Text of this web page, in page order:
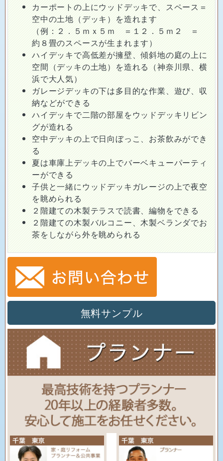
カーポートの上にウッドデッキで、スペース＝
空中の土地（デッキ）を造れます
（例：２．５ｍｘ５ｍ ＝１２．５ｍ２ ＝
約８畳のスペースが生まれます）
ハイデッキで高低差が擁壁、傾斜地の庭の上に
空間（デッキの土地）を造れる（神奈川県、横
浜で大人気）
ガレージデッキの下は多目的な作業、遊び、収
納などができる
ハイデッキで二階の部屋をウッドデッキリビン
グが造れる
空中デッキの上で日向ぼっこ、お茶飲みができ
る
夏は車庫上デッキの上でバーベキューパーティ
ーができる
子供と一緒にウッドデッキガレージの上で夜空
を眺められる
２階建ての木製テラスで読書、編物をできる
２階建ての木製バルコニー、木製ベランダでお
茶をしながら外を眺められる
無料サンプル